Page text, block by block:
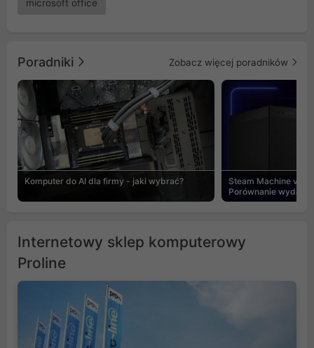
microsoft office
Poradniki Zobacz więcej poradników
Komputer do AI dla firmy - jaki wybrać?
Steam Machine vs
Porównanie
Internetowy sklep komputerowy
Proline